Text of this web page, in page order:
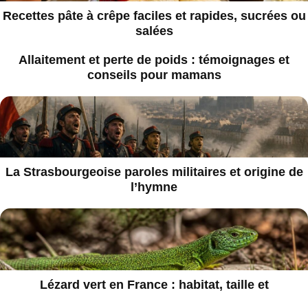
Recettes pâte à crêpe faciles et rapides, sucrées ou
salées
Allaitement et perte de poids : témoignages et
conseils pour mamans
La Strasbourgeoise paroles militaires et origine de
l’hymne
Lézard vert en France : habitat, taille et